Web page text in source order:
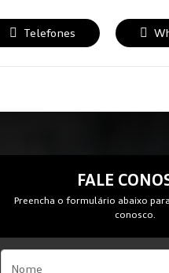
Telefones
FALE
Preencha o formulário abaixo
conosco.